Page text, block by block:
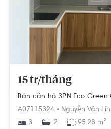
15 tr/tháng
Bán căn hộ 3PN Eco Green
A07115324 • Nguyễn Văn
3
2 95.28 m²